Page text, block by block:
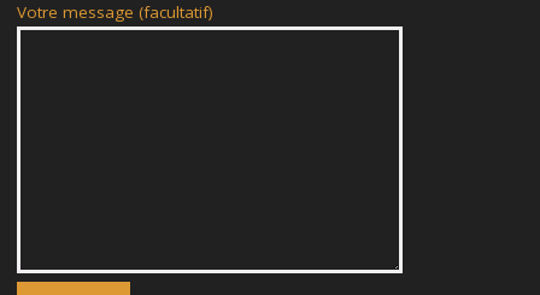
Votre message (facultatif)